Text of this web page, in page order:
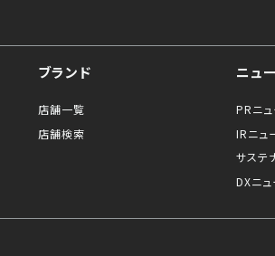
ブランド
店舗一覧
店舗検索
ニュ
PRニュ
IRニュ
サステ
DXニュ